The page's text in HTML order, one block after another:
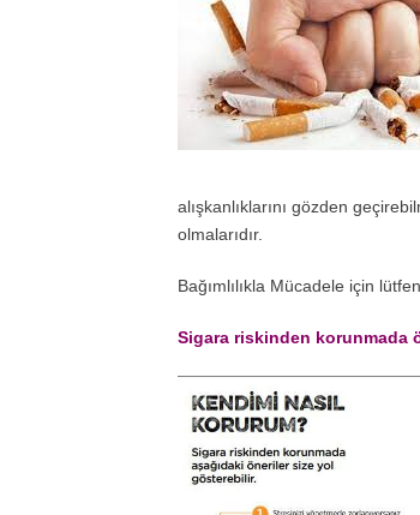
alışkanlıklarını gözden
olmalarıdır.
Bağımlılıkla Mücadele için
Sigara riskinden korunmada